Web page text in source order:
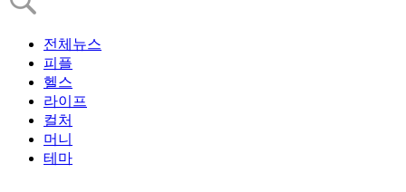
전체뉴스
피플
헬스
라이프
컬처
머니
테마